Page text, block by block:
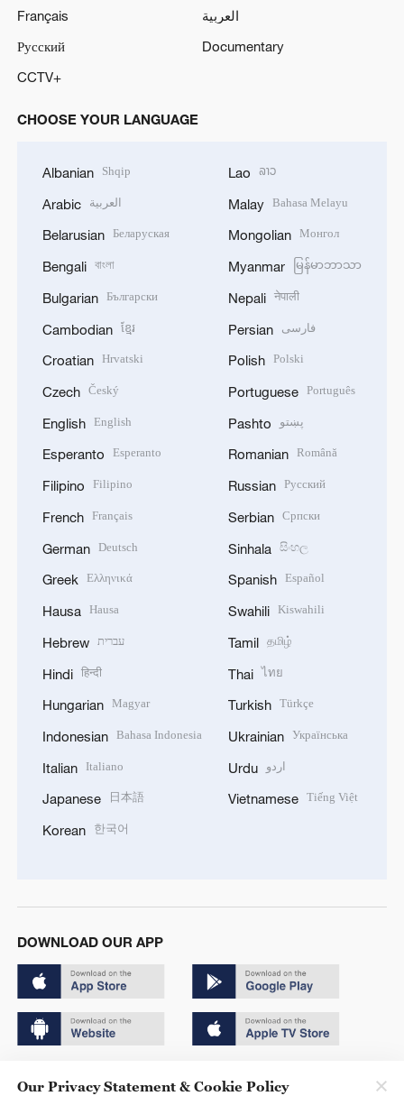
Français
العربية
Русский
Documentary
CCTV+
CHOOSE YOUR LANGUAGE
Albanian Shqip
Arabic العربية
Belarusian Беларуская
Bengali বাংলা
Bulgarian Български
Cambodian ខ្មែរ
Croatian Hrvatski
Czech Český
English English
Esperanto Esperanto
Filipino Filipino
French Français
German Deutsch
Greek Ελληνικά
Hausa Hausa
Hebrew עברית
Hindi हिन्दी
Hungarian Magyar
Indonesian Bahasa Indonesia
Italian Italiano
Japanese 日本語
Korean 한국어
Lao ລາວ
Malay Bahasa Melayu
Mongolian Монгол
Myanmar မြန်မာဘာသာ
Nepali नेपाली
Persian فارسی
Polish Polski
Portuguese Português
Pashto پښتو
Romanian Română
Russian Русский
Serbian Српски
Sinhala සිංහල
Spanish Español
Swahili Kiswahili
Tamil தமிழ்
Thai ไทย
Turkish Türkçe
Ukrainian Українська
Urdu اردو
Vietnamese Tiếng Việt
DOWNLOAD OUR APP
Our Privacy Statement & Cookie Policy